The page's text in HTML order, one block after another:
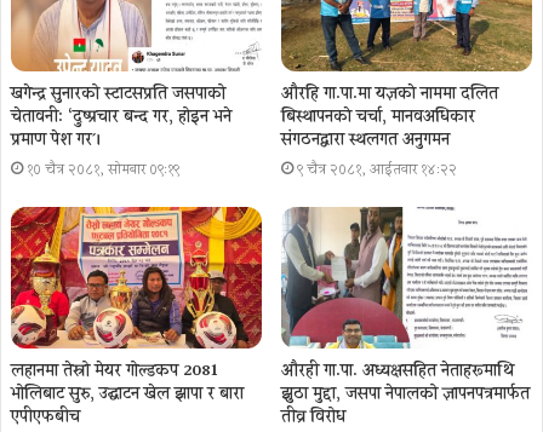
खगेन्द्र सुनारको स्टाटसप्रति जसपाको
चेतावनी: ‘दुष्प्रचार बन्द गर, होइन भने
प्रमाण पेश गर´।
१० चैत्र २०८१, सोमबार ०९:१९
औरहि गा.पा.मा यज्ञकाे नाममा दलित
बिस्थापनकाे चर्चा, मानवअधिकार
संगठनद्वारा स्थलगत अनुगमन
९ चैत्र २०८१, आईतवार १४:२२
लहानमा तेस्रो मेयर गोल्डकप 2081
भोलिबाट सुरु, उद्घाटन खेल झापा र बारा
एपीएफबीच
औरही गा.पा. अध्यक्षसहित नेताहरूमाथि
झुठा मुद्दा, जसपा नेपालको ज्ञापनपत्रमार्फत
तीव्र विरोध